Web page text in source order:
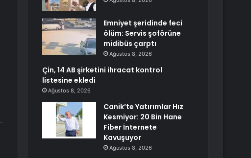
Emniyet şeridinde feci
ölüm: Servis şoförüne
midibüs çarptı
Ağustos 8, 2026
Çin, 14 AB şirketini ihracat kontrol
listesine ekledi
Ağustos 8, 2026
Canik’te Yatırımlar Hız
Kesmiyor: 20 Bin Hane
Fiber İnternete
Kavuşuyor
Ağustos 8, 2026